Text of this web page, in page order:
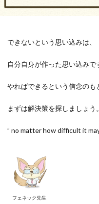
できないという思い込みは、
自分自身が作った思い込みで
やればできるという信念のも
まずは解決策を探しましょう。
” no matter how difficult it
フェネック先生